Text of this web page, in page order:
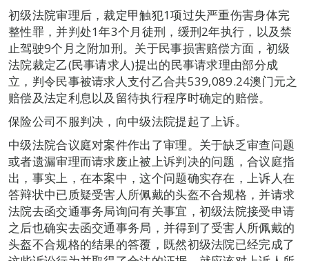
初级法院审理后，裁定甲触犯1项过失严重伤害身体完
整性罪，并判处1年3个月徒刑，缓刑2年执行，以及禁
止驾驶9个月之附加刑。关于民事损害赔偿方面，初级
法院裁定乙(民事请求人)提出的民事请求理由部分成
立，判令民事被请求人支付乙合共539,089.24澳门元之
赔偿及法定利息以及留待执行程序时确定的赔偿。
保险公司不服判决，向中级法院提起了上诉。
中级法院合议庭对案件作出了审理。关于缺乏审查问题
或者遗漏审理而请求废止被上诉判决的问题，合议庭指
出，事实上，在本案中，这个问题确实存在，上诉人在
答辩状中已质疑受害人所佩戴的头盔不合规格，并请求
法院去函交通事务局询问有关事宜，初级法院接受申请
之后也确实去函交通事务局，并得到了受害人所佩戴的
头盔不合规格的结果的答覆，既然初级法院已经完成了